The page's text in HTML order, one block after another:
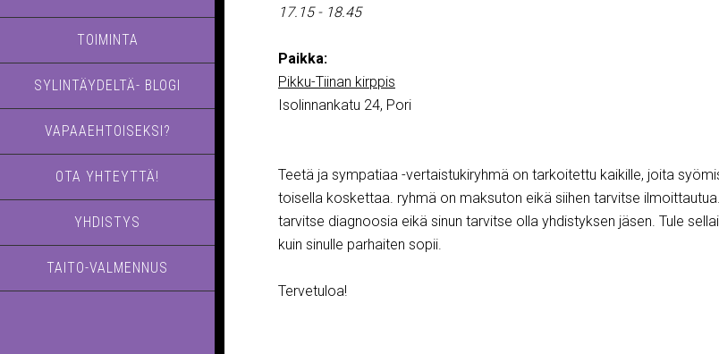
TOIMINTA
SYLINTÄYDELTÄ- BLOGI
VAPAAEHTOISEKSI?
OTA YHTEYTTÄ!
YHDISTYS
TAITO-VALMENNUS
17.15 - 18.45
Paikka:
Pikku-Tiinan kirppis
Isolinnankatu 24, Pori
Teetä ja sympatiaa -vertaistukiryhmä on tarkoitettu kaikille, joita
toisella koskettaa. ryhmä on maksuton eikä siihen tarvitse
tarvitse diagnoosia eikä sinun tarvitse olla yhdistyksen jäsen. Tule
kuin sinulle parhaiten sopii.
Tervetuloa!